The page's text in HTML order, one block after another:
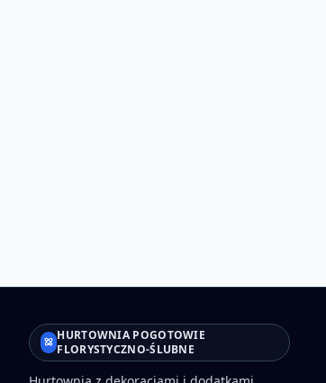
HURTOWNIA POGOTOWIE
FLORYSTYCZNO-ŚLUBNE